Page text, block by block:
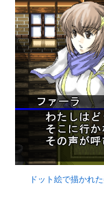
ドット絵で描かれ